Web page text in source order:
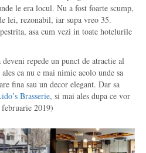
le era locul. Nu a fost foarte scump,
lei, rezonabil, iar supa vreo 35.
asa cum vezi in toate hotelurile
deveni repede un punct de atractie al
ca nu e mai nimic acolo unde sa
fina sau un decor elegant. Dar sa
Brasserie, si mai ales dupa ce vor
2019)